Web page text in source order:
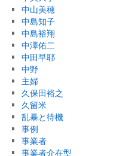
中山美穂
中島知子
中島裕翔
中澤佑二
中田早耶
中野
主婦
久保田裕之
久留米
乱暴と待機
事例
事業者
事業者介在型